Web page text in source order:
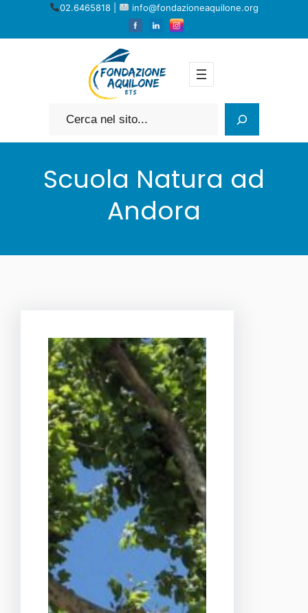
02.6465818 | info@fondazioneaquilone.org
Cerca
Scuola Natura ad
Andora